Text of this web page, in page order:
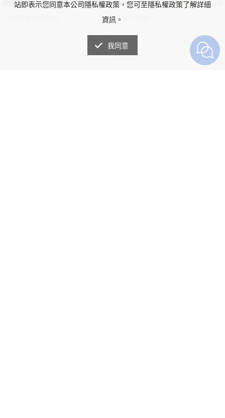
紅燒牛肉麵
NT$250
NT$150/包
站即表示您同意本公司隱私權政策，您可至隱私權政策了解詳細
資訊。
我同意